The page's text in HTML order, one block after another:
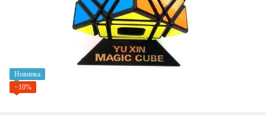
Новинка
−10%